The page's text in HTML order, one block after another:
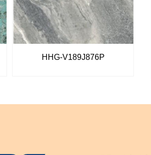
HHG-V189J876P